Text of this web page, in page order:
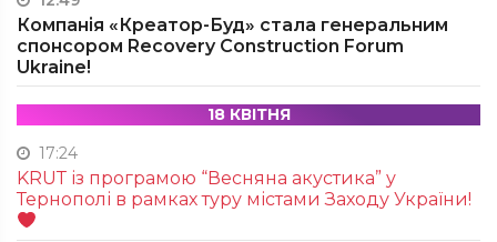
Компанія «Креатор-Буд» стала генеральним
спонсором Recovery Construction Forum
Ukraine!
18 КВІТНЯ
17:24
KRUТ із програмою “Весняна акустика” у
Тернополі в рамках туру містами Заходу України!